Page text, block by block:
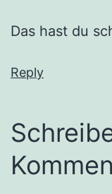
Das hast du
Reply